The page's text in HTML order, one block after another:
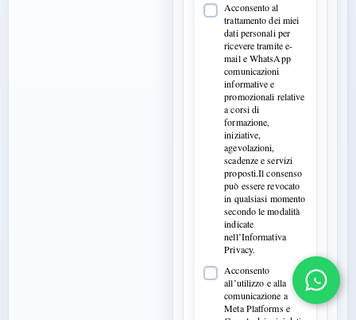
Acconsento al
trattamento dei miei
dati personali per
ricevere tramite e-
mail e WhatsApp
comunicazioni
informative e
promozionali relative
a corsi di
formazione,
iniziative,
agevolazioni,
scadenze e servizi
proposti.Il consenso
può essere revocato
in qualsiasi momento
secondo le modalità
indicate
nell’Informativa
Privacy.
Acconsento
all’utilizzo e alla
comunicazione a
Meta Platforms e